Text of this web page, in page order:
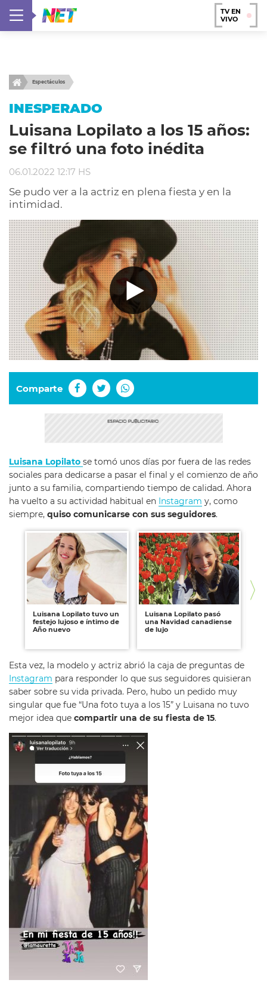
TV EN
VIVO
Espectáculos
INESPERADO
Luisana Lopilato a los 15 años:
se filtró una foto inédita
06.01.2022 12:17 HS
Se pudo ver a la actriz en plena fiesta y en la
intimidad.
Comparte
Luisana Lopilato se tomó unos días por fuera de las redes
sociales para dedicarse a pasar el final y el comienzo de año
junto a su familia, compartiendo tiempo de calidad. Ahora
ha vuelto a su actividad habitual en Instagram y, como
siempre, quiso comunicarse con sus seguidores.
Luisana Lopilato tuvo un
festejo lujoso e íntimo de
Año nuevo
Luisana Lopilato pasó
una Navidad canadiense
de lujo
Esta vez, la modelo y actriz abrió la caja de preguntas de
Instagram para responder lo que sus seguidores quisieran
saber sobre su vida privada. Pero, hubo un pedido muy
singular que fue “Una foto tuya a los 15” y Luisana no tuvo
mejor idea que compartir una de su fiesta de 15.